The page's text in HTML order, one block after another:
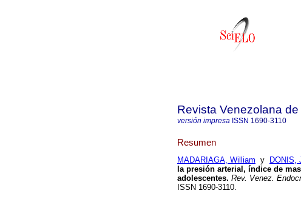
Revista Venezolana
versión impresa ISSN 1690-3110
Resumen
MADARIAGA, William y DONIS,
la presión arterial, índice de
adolescentes. Rev. Venez.
ISSN 1690-3110.